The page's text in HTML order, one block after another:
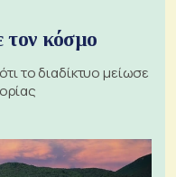
τον κόσμο
το διαδίκτυο μείωσε